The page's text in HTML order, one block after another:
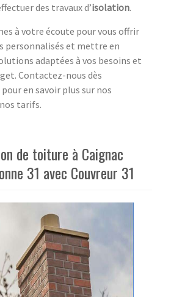
des travaux d’isolation.
à votre écoute pour vous offrir
personnalisés et mettre en
adaptées à vos besoins et
Contactez-nous dès
pour en savoir plus sur nos
tarifs.
de toiture à Caignac
31 avec Couvreur 31